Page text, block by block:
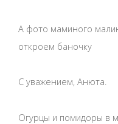
А фото маминого
откроем баночку
С уважением, Анюта.
Огурцы и помидоры в